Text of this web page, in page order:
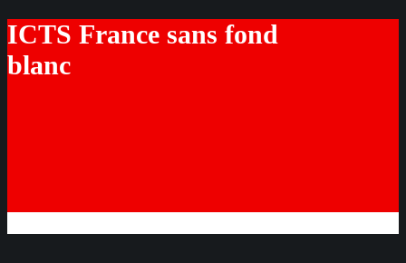
ICTS France sans fond
blanc